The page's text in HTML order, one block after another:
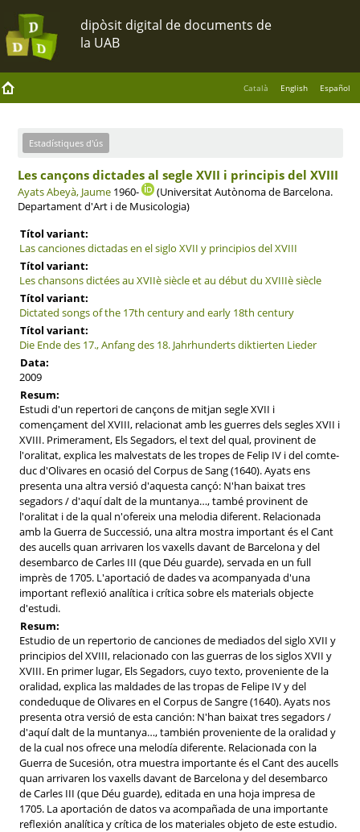
Català English Español
Estadístiques d'ús
Les cançons dictades al segle XVII i principis del XVIII
Ayats Abeyà, Jaume1960-
(Universitat Autònoma de Barcelona.
Departament d'Art i de Musicologia)
Títol variant:
Las canciones dictadas en el siglo XVII y principios del XVIII
Títol variant:
Les chansons dictées au XVIIè siècle et au début du XVIIIè siècle
Títol variant:
Dictated songs of the 17th century and early 18th century
Títol variant:
Die Ende des 17., Anfang des 18. Jahrhunderts diktierten Lieder
Data:
2009
Resum:
Estudi d'un repertori de cançons de mitjan segle XVII i
començament del XVIII, relacionat amb les guerres dels segles XVII i
XVIII. Primerament, Els Segadors, el text del qual, provinent de
l'oralitat, explica les malvestats de les tropes de Felip IV i del comte-
duc d'Olivares en ocasió del Corpus de Sang (1640). Ayats ens
presenta una altra versió d'aquesta cançó: N'han baixat tres
segadors / d'aquí dalt de la muntanya…, també provinent de
l'oralitat i de la qual n'ofereix una melodia diferent. Relacionada
amb la Guerra de Successió, una altra mostra important és el Cant
des aucells quan arrivaren los vaxells davant de Barcelona y del
desembarco de Carles III (que Déu guarde), servada en un full
imprès de 1705. L'aportació de dades va acompanyada d'una
important reflexió analítica i crítica sobre els materials objecte
d'estudi.
Resum:
Estudio de un repertorio de canciones de mediados del siglo XVII y
principios del XVIII, relacionado con las guerras de los siglos XVII y
XVIII. En primer lugar, Els Segadors, cuyo texto, proveniente de la
oralidad, explica las maldades de las tropas de Felipe IV y del
condeduque de Olivares en el Corpus de Sangre (1640). Ayats nos
presenta otra versió de esta canción: N'han baixat tres segadors /
d'aquí dalt de la muntanya…, también proveniente de la oralidad y
de la cual nos ofrece una melodía diferente. Relacionada con la
Guerra de Sucesión, otra muestra importante és el Cant des aucells
quan arrivaren los vaxells davant de Barcelona y del desembarco
de Carles III (que Déu guarde), editada en una hoja impresa de
1705. La aportación de datos va acompañada de una importante
reflexión analítica y crítica de los materiales objeto de este estudio.